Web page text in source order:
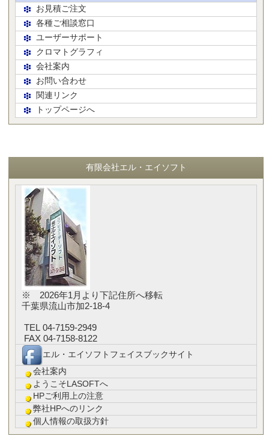
お見積ご注文
各種ご相談窓口
ユーザーサポート
クロマトグラフィ
会社案内
お問い合わせ
関連リンク
トップページへ
有限会社エル・エイソフト
※ 2026年1月より下記住所へ移転
千葉県流山市加2-18-4
TEL 04-7159-2949
FAX 04-7158-8122
エル・エイソフトフェイスブックサイト
会社案内
ようこそLASOFTへ
HPご利用上の注意
弊社HPへのリンク
個人情報の取扱方針